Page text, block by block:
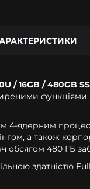
/ 16GB / 480GB
функціями
ядерним
а також
обсягом 480 ГБ
здатністю